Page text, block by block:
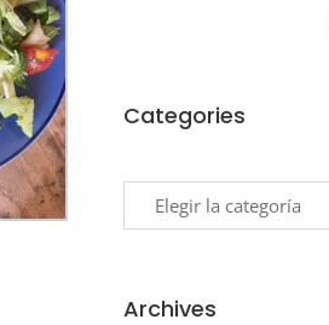
Categories
Archives